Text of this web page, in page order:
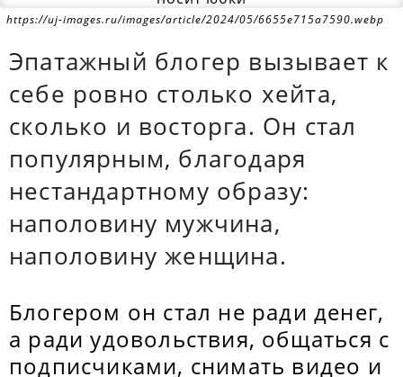
https://uj-images.ru/images/article/2024/05/6655e715a7590.webp
Эпатажный блогер вызывает к
себе ровно столько хейта,
сколько и восторга. Он стал
популярным, благодаря
нестандартному образу:
наполовину мужчина,
наполовину женщина.
Блогером он стал не ради денег,
а ради удовольствия, общаться с
подписчиками, снимать видео и